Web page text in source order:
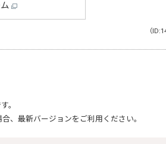
（
。
、最新バージョンをご利用ください。